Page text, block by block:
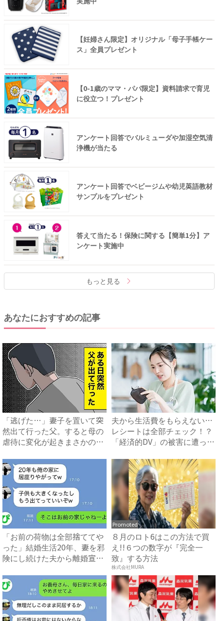
【妊婦さん限定】オリジナル「母子手帳ケー
ス」全員プレゼント
【0-1歳のママ・パパ限定】資料請求で育児
に役立つ！プレゼント
アンケート回答でバルミューダや加湿空気清
浄機が当たる
アンケート回答でベビージムや幼児英語教材
サンプルをプレゼント
答えて当たる！保険に関する【簡単1分】ア
ンケート実施中
もっと見る
あなたにおすすめの記事
「逃げた…」妻子を置いて突
然出て行った父。すると母の
虐待に変化が起きまさかの…
夫から生活費をもらえない…
レシートは全部チェック！？
「経済的DV」の被害に遭っ
「お前の荷物は全部捨ててや
った」結婚生活20年、妻を邪
険にし続けた夫から離婚宣
Promoted
８月のロト6はこの方法で買
え!!６つの数字が『完全一
致』する方法
株式会社MURA